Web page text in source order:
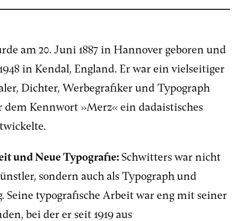
am 20. Juni 1887 in Hannover geboren und
in Kendal, England. Er war ein vielseitiger
Dichter, Werbegrafiker und Typograph
Kennwort »Merz« ein dadaistisches
und Neue Typografie: Schwitters war nicht
sondern auch als Typograph und
Seine typografische Arbeit war eng mit seiner
bei der er seit 1919 aus